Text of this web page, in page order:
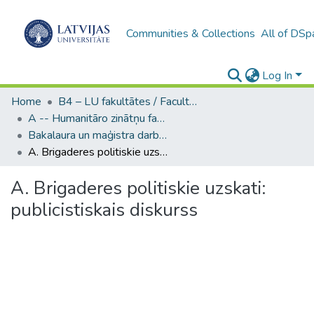
Communities & Collections All of
Log In
Home
B4 – LU fakultātes / Faculties of the UL
A -- Humanitāro zinātņu fakultāte / Faculty of Humanities
Bakalaura un maģistra darbi (HZF) / Bachelor's and Master's theses
A. Brigaderes politiskie uzskati: publicistiskais diskurss
A. Brigaderes politiskie uzskati:
publicistiskais diskurss